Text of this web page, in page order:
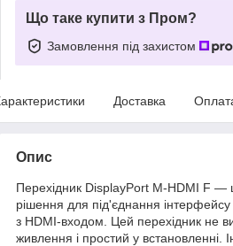
Що таке купити з Пром?
Замовлення під захистом
Доставка
Опис
Перехідник DisplayPort M-HDMI F —
рішення для під'єднання
з HDMI-входом. Цей перехідник не
живлення і простий у встановленні.